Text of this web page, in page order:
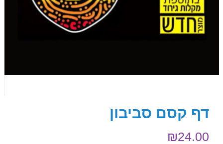
דף קסם סביבון
₪24.00